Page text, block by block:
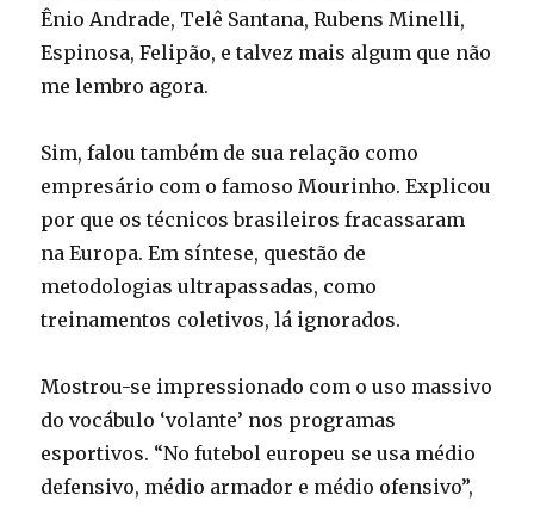
Ênio Andrade, Telê Santana, Rubens Minelli,
Espinosa, Felipão, e talvez mais algum que não
me lembro agora.
Sim, falou também de sua relação como
empresário com o famoso Mourinho. Explicou
por que os técnicos brasileiros fracassaram
na Europa. Em síntese, questão de
metodologias ultrapassadas, como
treinamentos coletivos, lá ignorados.
Mostrou-se impressionado com o uso massivo
do vocábulo ‘volante’ nos programas
esportivos. “No futebol europeu se usa médio
defensivo, médio armador e médio ofensivo”,